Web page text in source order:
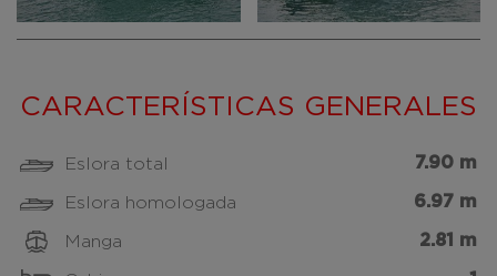
CARACTERÍSTICAS GENERALES
Eslora total 7.90 m
Eslora homologada 6.97 m
Manga 2.81 m